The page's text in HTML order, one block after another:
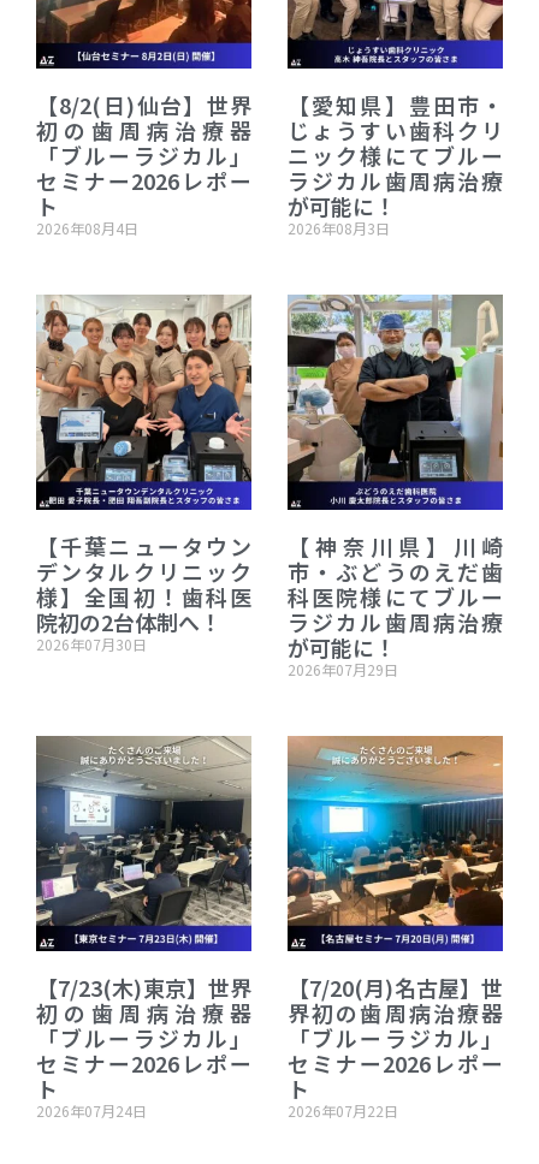
【8/2(日)仙台】世界
初の歯周病治療器
「ブルーラジカル」
セミナー2026レポー
ト
2026年08月4日
【愛知県】豊田市・
じょうすい歯科クリ
ニック様にてブルー
ラジカル歯周病治療
が可能に！
2026年08月3日
【千葉ニュータウン
デンタルクリニック
様】全国初！歯科医
院初の2台体制へ！
2026年07月30日
【神奈川県】川崎
市・ぶどうのえだ歯
科医院様にてブルー
ラジカル歯周病治療
が可能に！
2026年07月29日
【7/23(木)東京】世界
初の歯周病治療器
「ブルーラジカル」
セミナー2026レポー
ト
2026年07月24日
【7/20(月)名古屋】世
界初の歯周病治療器
「ブルーラジカル」
セミナー2026レポー
ト
2026年07月22日